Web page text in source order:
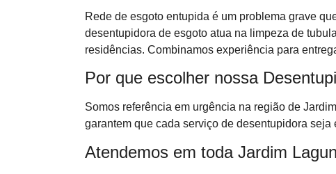
Rede de esgoto entupida é um problema grave
desentupidora de esgoto atua na limpeza de
residências. Combinamos experiência para
Por que escolher nossa
Somos referência em urgência na região de
garantem que cada serviço de desentupidora seja
Atendemos em toda Jardim